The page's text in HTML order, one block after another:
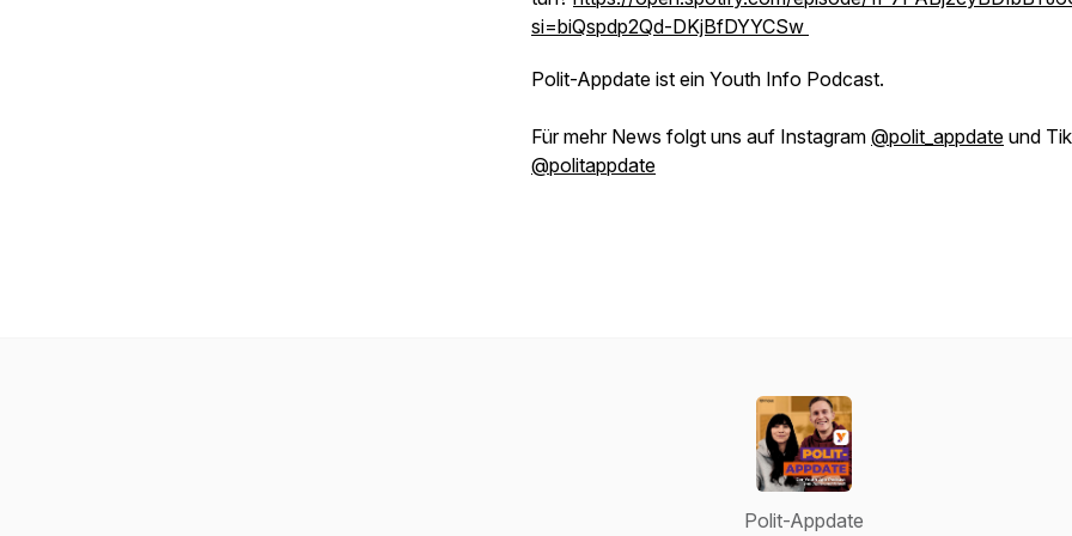
si=biQspdp2Qd-DKjBfDYYCSw
Polit-Appdate ist ein Youth Info Podcast.
Für mehr News folgt uns auf Instagram @polit_appdate und
@politappdate
Polit-Appdate